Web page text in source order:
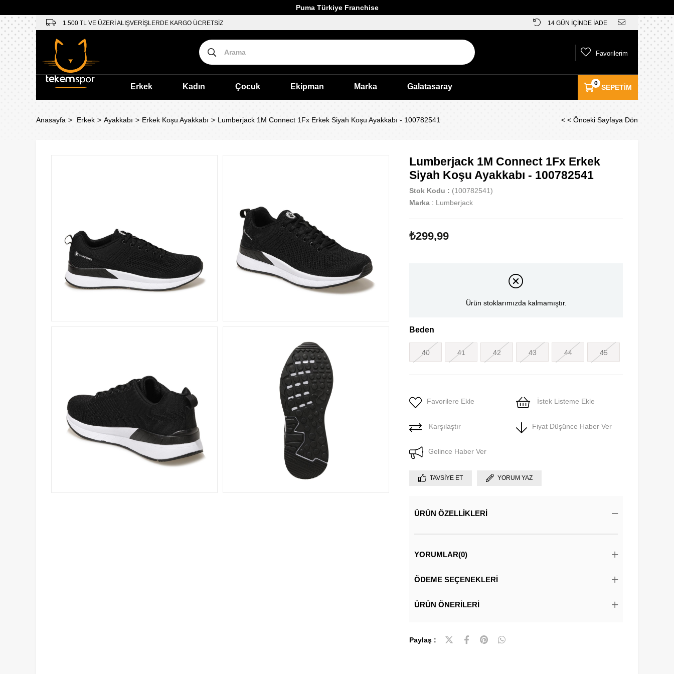
Puma Türkiye Franchise
1.500 TL VE ÜZERİ ALIŞVERİŞLERDE KARGO ÜCRETSİZ 14 GÜN İÇİNDE İADE
SEPETIM
0
Favorilerim
Erkek Kadın Çocuk Ekipman Marka Galatasaray
Anasayfa Erkek Ayakkabı Erkek Koşu Ayakkabı Lumberjack 1M Connect 1Fx Erkek Siyah Koşu Ayakkabı - 100782541 < < Önceki Sayfaya Dön
Lumberjack 1M Connect 1Fx Erkek
Siyah Koşu Ayakkabı - 100782541
Stok Kodu
(100782541)
Marka : Lumberjack
₺299,99
Ürün stoklarımızda kalmamıştır.
Beden
40 41 42 43 44 45
Favorilere Ekle İstek Listeme Ekle
Karşılaştır Fiyat Düşünce Haber Ver
Gelince Haber Ver
TAVSIYE ET YORUM YAZ
ÜRÜN ÖZELLIKLERI
YORUMLAR(0)
ÖDEME SEÇENEKLERI
ÜRÜN ÖNERILERI
Paylaş :